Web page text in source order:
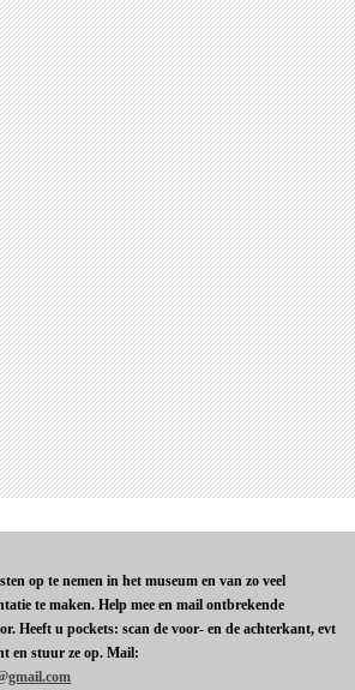
op te nemen in het museum en van zo veel
te maken. Help mee en mail ontbrekende
Heeft u pockets: scan de voor- en de achterkant, evt
en stuur ze op. Mail: